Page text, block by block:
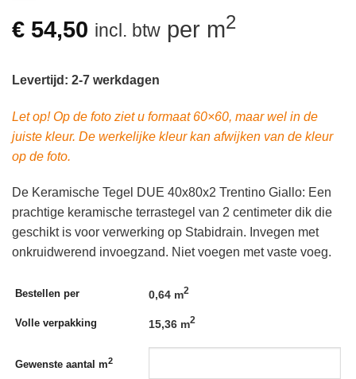
€ 54,50 incl. btw per m2
Levertijd: 2-7 werkdagen
Let op! Op de foto ziet u formaat 60×60, maar wel in de
juiste kleur. De werkelijke kleur kan afwijken van de kleur
op de foto.
De Keramische Tegel DUE 40x80x2 Trentino Giallo: Een
prachtige keramische terrastegel van 2 centimeter dik die
geschikt is voor verwerking op Stabidrain. Invegen met
onkruidwerend invoegzand. Niet voegen met vaste voeg.
Bestellen per 0,64 m2
Volle verpakking 15,36 m2
Gewenste aantal m2